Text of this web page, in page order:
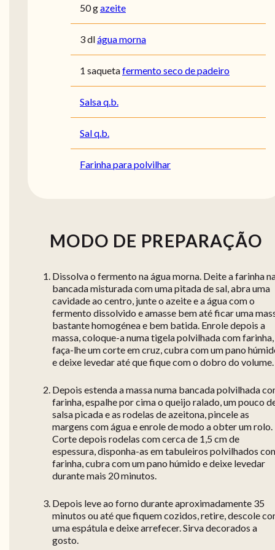
50 gazeite
3 dlágua morna
1 saquetafermento seco de padeiro
Salsa q.b.
Sal q.b.
Farinha para polvilhar
MODO DE PREPARAÇÃO
Dissolva o fermento na água morna. Deite a farinha
bancada misturada com uma pitada de sal, abra uma
cavidade ao centro, junte o azeite e a água com o
fermento dissolvido e amasse bem até ficar uma
bastante homogénea e bem batida. Enrole depois a
massa, coloque-a numa tigela polvilhada com farinha,
faça-lhe um corte em cruz, cubra com um pano
e deixe levedar até que fique com o dobro do volume.
Depois estenda a massa numa bancada polvilhada
farinha, espalhe por cima o queijo ralado, um pouco
salsa picada e as rodelas de azeitona, pincele as
margens com água e enrole de modo a obter um rolo.
Corte depois rodelas com cerca de 1,5 cm de
espessura, disponha-as em tabuleiros polvilhados
farinha, cubra com um pano húmido e deixe levedar
durante mais 20 minutos.
Depois leve ao forno durante aproximadamente 35
minutos ou até que fiquem cozidos, retire, descole
uma espátula e deixe arrefecer. Sirva decorados a
gosto.